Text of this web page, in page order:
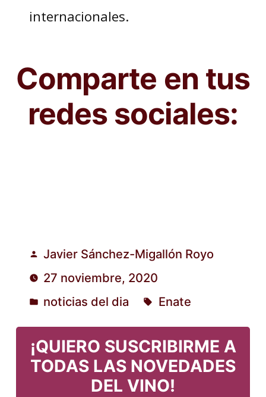
internacionales.
Comparte en tus
redes sociales:
Publicado
por
Javier Sánchez-Migallón Royo
27 noviembre, 2020
Publicado
en
noticias del dia Enate
¡QUIERO SUSCRIBIRME A
TODAS LAS NOVEDADES
DEL VINO!